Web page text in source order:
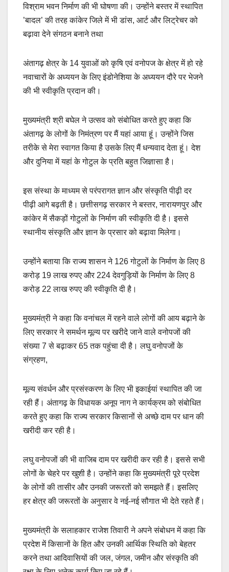
विश्राम भवन निर्माण की भी घोषणा की। उन्होंने बस्तर में स्थापित
’बादल’ की तरह कांकेर जिले में भी डांस, आर्ट और लिट्रेचर को
बढ़ावा देने संगठन बनाने तथा
अंतागढ़ क्षेत्र के 14 युवाओं को कृषि एवं वनोपज के क्षेत्र में हो रहे
नवाचारों के अध्ययन के लिए इंडोनेशिया के अध्ययन दौरे पर भेजने
की भी स्वीकृति प्रदान की।
मुख्यमंत्री श्री बघेल ने उत्सव को संबोधित करते हुए कहा कि
अंतागढ़ के लोगों के निमंत्रण पर मैं यहां आया हूं। उन्होंने जिस
तरीके से मेरा स्वागत किया है उसके लिए मैं धन्यवाद देता हूं। देश
और दुनिया में यहां के गोटुल के प्रति बहुत जिज्ञासा है।
इस संस्था के माध्यम से परंपरागत ज्ञान और संस्कृति पीढ़ी दर
पीढ़ी आगे बढ़ती है। छत्तीसगढ़ सरकार ने बस्तर, नारायणपुर और
कांकेर में सैकड़ों गोटुलों के निर्माण की स्वीकृति दी है। इससे
स्थानीय संस्कृति और ज्ञान के प्रसार को बढ़ावा मिलेगा।
उन्होंने बताया कि राज्य शासन ने 126 गोटुलों के निर्माण के लिए 8
करोड़ 19 लाख रुपए और 224 देवगुड़ियों के निर्माण के लिए 8
करोड़ 22 लाख रुपए की स्वीकृति दी है।
मुख्यमंत्री ने कहा कि वनांचल में रहने वाले लोगों की आय बढ़ाने के
लिए सरकार ने समर्थन मूल्य पर खरीदे जाने वाले वनोपजों की
संख्या 7 से बढ़ाकर 65 तक पहुंचा दी है। लघु वनोपजों के
संग्रहण,
मूल्य संवर्धन और प्रसंस्करण के लिए भी इकाईयां स्थापित की जा
रही हैं। अंतागढ़ के विधायक अनूप नाग ने कार्यक्रम को संबोधित
करते हुए कहा कि राज्य सरकार किसानों से अच्छे दाम पर धान की
खरीदी कर रही है।
लघु वनोपजों की भी वाजिब दाम पर खरीदी कर रही है। इससे सभी
लोगों के चेहरे पर खुशी है। उन्होंने कहा कि मुख्यमंत्री पूरे प्रदेश
के लोगों की तासीर और उनकी जरूरतों को समझते हैं। इसलिए
हर क्षेत्र की जरूरतों के अनुसार वे नई-नई सौगात भी देते रहते हैं।
मुख्यमंत्री के सलाहकार राजेश तिवारी ने अपने संबोधन में कहा कि
प्रदेश में किसानों के हित और उनकी आर्थिक स्थिति को बेहतर
करने तथा आदिवासियों की जल, जंगल, जमीन और संस्कृति की